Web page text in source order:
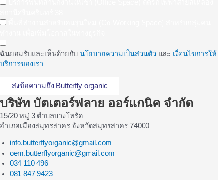
ฉันยอมรับและเห็นด้วยกับ นโยบายความเป็นส่วนตัว และ เงื่อนไขการให้
บริการของเรา
ส่งข้อความถึง Butterfly organic
บริษัท บัตเตอร์ฟลาย ออร์แกนิค จำกัด
15/20 หมู่ 3 ตำบลบางโทรัด
อำเภอเมืองสมุทรสาคร จังหวัดสมุทรสาคร 74000
info.butterflyorganic@gmail.com
oem.butterflyorganic@gmail.com
034 110 496
081 847 9423